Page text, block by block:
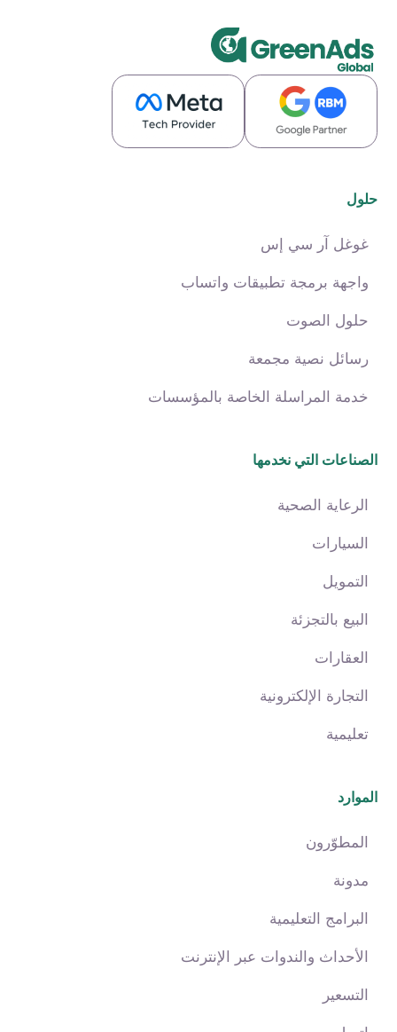
حلول
غوغل آر سي إس
واجهة برمجة تطبيقات واتساب
حلول الصوت
رسائل نصية مجمعة
خدمة المراسلة الخاصة بالمؤسسات
الصناعات التي نخدمها
الرعاية الصحية
السيارات
التمويل
البيع بالتجزئة
العقارات
التجارة الإلكترونية
تعليمية
الموارد
المطوّرون
مدونة
البرامج التعليمية
الأحداث والندوات عبر الإنترنت
التسعير